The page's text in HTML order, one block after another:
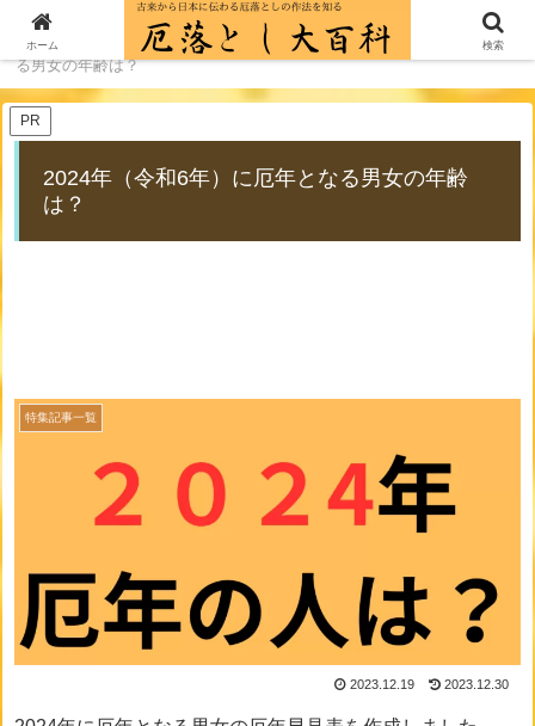
特集記事一覧
2024年（令和6年）に厄年とな
る男女の年齢は？
PR
2024年（令和6年）に厄年となる男女の年齢
は？
特集記事一覧
2023.12.19 2023.12.30
ホーム 検索